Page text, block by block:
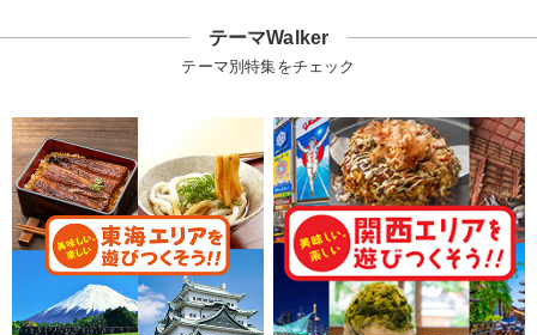
テーマWalker
テーマ別特集をチェック